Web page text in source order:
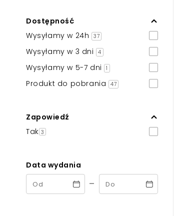
Dostępność
Wysyłamy w 24h
37
Wysyłamy w 3 dni 4
Wysyłamy w 5-7 dni 1
Produkt do pobrania 47
Zapowiedź
Tak 3
Data wydania
-